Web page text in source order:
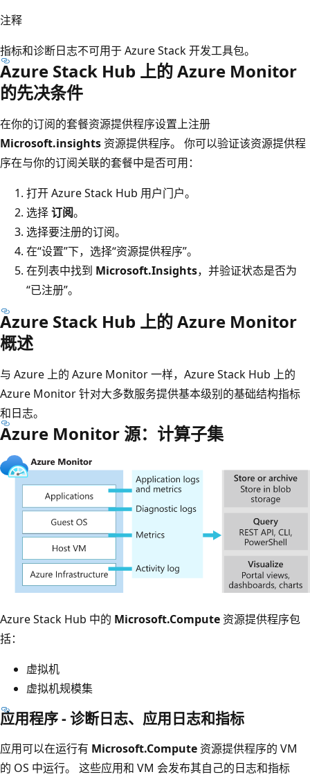
注释
指标和诊断日志不可用于 Azure Stack 开发工具包。
Azure Stack Hub 上的 Azure Monitor
的先决条件
在你的订阅的套餐资源提供程序设置上注册
Microsoft.insights 资源提供程序。 你可以验证该资源提供程
序在与你的订阅关联的套餐中是否可用：
打开 Azure Stack Hub 用户门户。
选择订阅。
选择要注册的订阅。
在“设置”下，选择“资源提供程序”。
在列表中找到 Microsoft.Insights，并验证状态是否为
“已注册”。
Azure Stack Hub 上的 Azure Monitor
概述
与 Azure 上的 Azure Monitor 一样，Azure Stack Hub 上的
Azure Monitor 针对大多数服务提供基本级别的基础结构指标
和日志。
Azure Monitor 源：计算子集
Azure Stack Hub 中的 Microsoft.Compute 资源提供程序包
括：
虚拟机
虚拟机规模集
应用程序 - 诊断日志、应用日志和指标
应用可以在运行有 Microsoft.Compute 资源提供程序的 VM
的 OS 中运行。 这些应用和 VM 会发布其自己的日志和指标